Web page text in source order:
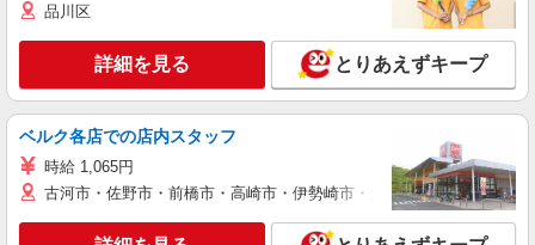
品川区
詳細を見る とりあえずキープ
ベルク各店での店内スタッフ
時給 1,065円
古河市・佐野市・前橋市・高崎市・伊勢崎市・太田市・館林市・藤